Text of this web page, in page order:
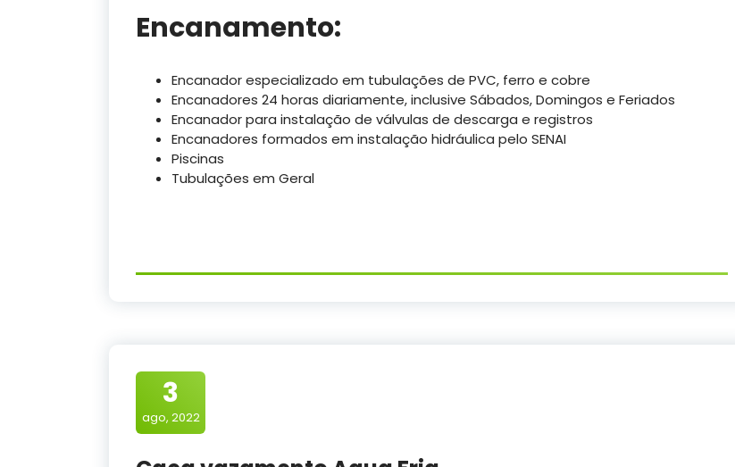
Encanamento:
Encanador especializado em tubulações de PVC, ferro e cobre
Encanadores 24 horas diariamente, inclusive Sábados, Domingos e Feriados
Encanador para instalação de válvulas de descarga e registros
Encanadores formados em instalação hidráulica pelo SENAI
Piscinas
Tubulações em Geral
3
ago, 2022